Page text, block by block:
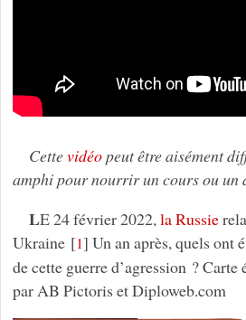
Cettevidéopeut être aisément
amphi pour nourrir un cours ou un
LE 24 février 2022, la Russie
Ukraine[1] Un an après, quels ont
de cette guerre d’agression ?
par AB Pictoris et Diploweb.com